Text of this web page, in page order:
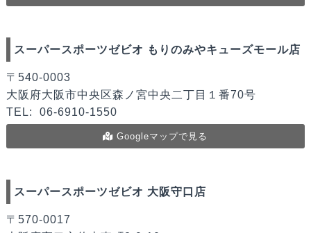
スーパースポーツゼビオ もりのみやキューズモール店
〒540-0003
大阪府大阪市中央区森ノ宮中央二丁目１番70号
TEL:
06-6910-1550
Googleマップで見る
スーパースポーツゼビオ 大阪守口店
〒570-0017